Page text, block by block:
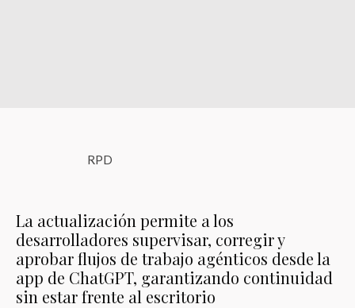
RPD
La actualización permite a los
desarrolladores supervisar, corregir y
aprobar flujos de trabajo agénticos desde la
app de ChatGPT, garantizando continuidad
sin estar frente al escritorio